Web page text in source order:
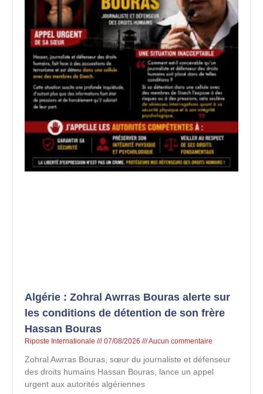
Algérie : Zohral Awrras Bouras alerte sur
les conditions de détention de son frère
Hassan Bouras
Riposte Internationale 07/08/2026 Aucun commentaire
Zohral Awrras Bouras, sœur du journaliste et défenseur
des droits humains Hassan Bouras, lance un appel
urgent aux autorités algériennes